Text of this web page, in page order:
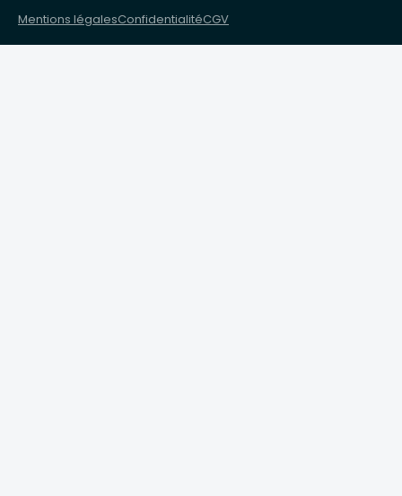
Mentions légalesConfidentialitéCGV